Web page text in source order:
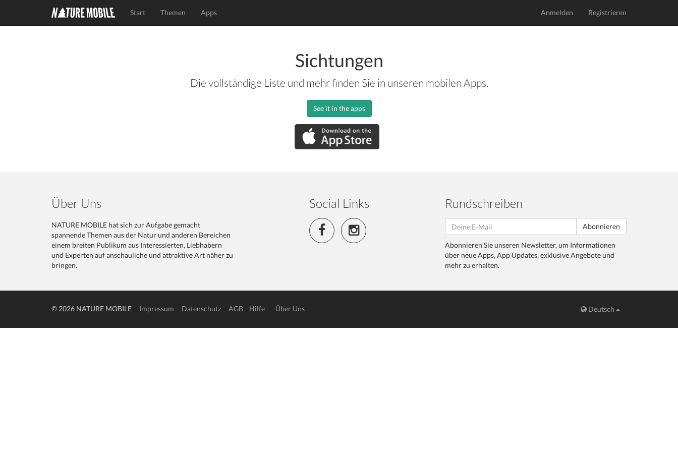
Start Themen Apps Anmelden Registrieren
Sichtungen
Die vollständige Liste und mehr finden Sie in unseren mobilen Apps.
See it in the apps
Über Uns
NATURE MOBILE hat sich zur Aufgabe gemacht
spannende Themen aus der Natur und anderen Bereichen
einem breiten Publikum aus Interessierten, Liebhabern
und Experten auf anschauliche und attraktive Art näher zu
bringen.
Social Links Rundschreiben
Abonnieren
Abonnieren Sie unseren Newsletter, um Informationen
über neue Apps, App Updates, exklusive Angebote und
mehr zu erhalten.
© 2026 NATURE MOBILE Impressum Datenschutz AGB Hilfe Über Uns Deutsch